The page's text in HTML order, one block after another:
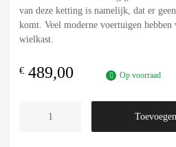
van deze ketting is namelijk, dat er
komt. Veel moderne voertuigen
wielkast.
€ 489,00 Op voorraad